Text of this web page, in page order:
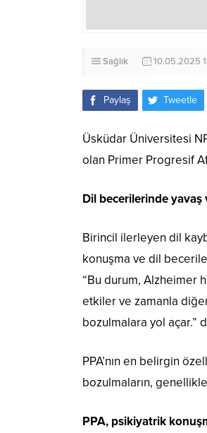
Sağlık 10.05.2025
Paylaş Tweetle
Üsküdar Üniversitesi
olan Primer Progresif
Dil becerilerinde yavaş
Birincil ilerleyen dil
konuşma ve dil
“Bu durum, Alzheimer
etkiler ve zamanla
bozulmalara yol açar.”
PPA’nın en belirgin
bozulmaların,
PPA, psikiyatrik